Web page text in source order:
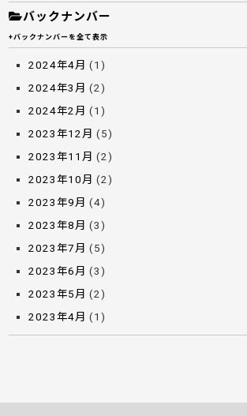
バックナンバー
+バックナンバーを全て表示
2024年4月 (1)
2024年3月 (2)
2024年2月 (1)
2023年12月 (5)
2023年11月 (2)
2023年10月 (2)
2023年9月 (4)
2023年8月 (3)
2023年7月 (5)
2023年6月 (3)
2023年5月 (2)
2023年4月 (1)